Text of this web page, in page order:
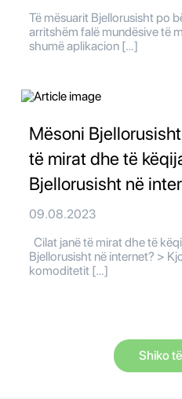
Të mësuarit Bjellorusisht po
arritshëm falë mundësive të
shumë aplikacion […]
Mësoni
të mirat dhe të
Bjellorusisht në
09.08.2023
Cilat janë të mirat dhe të
Bjellorusisht në internet? >
komoditetit […]
Shiko